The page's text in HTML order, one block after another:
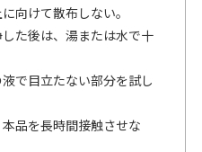
向けて散布しない。
た後は、湯または水で十
で目立たない部分を試し
品を長時間接触させな